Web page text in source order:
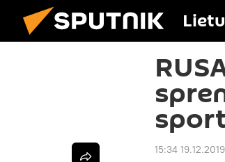
15:34 19.12.2019